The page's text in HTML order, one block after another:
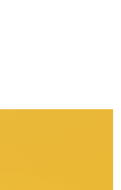
perché è utile per